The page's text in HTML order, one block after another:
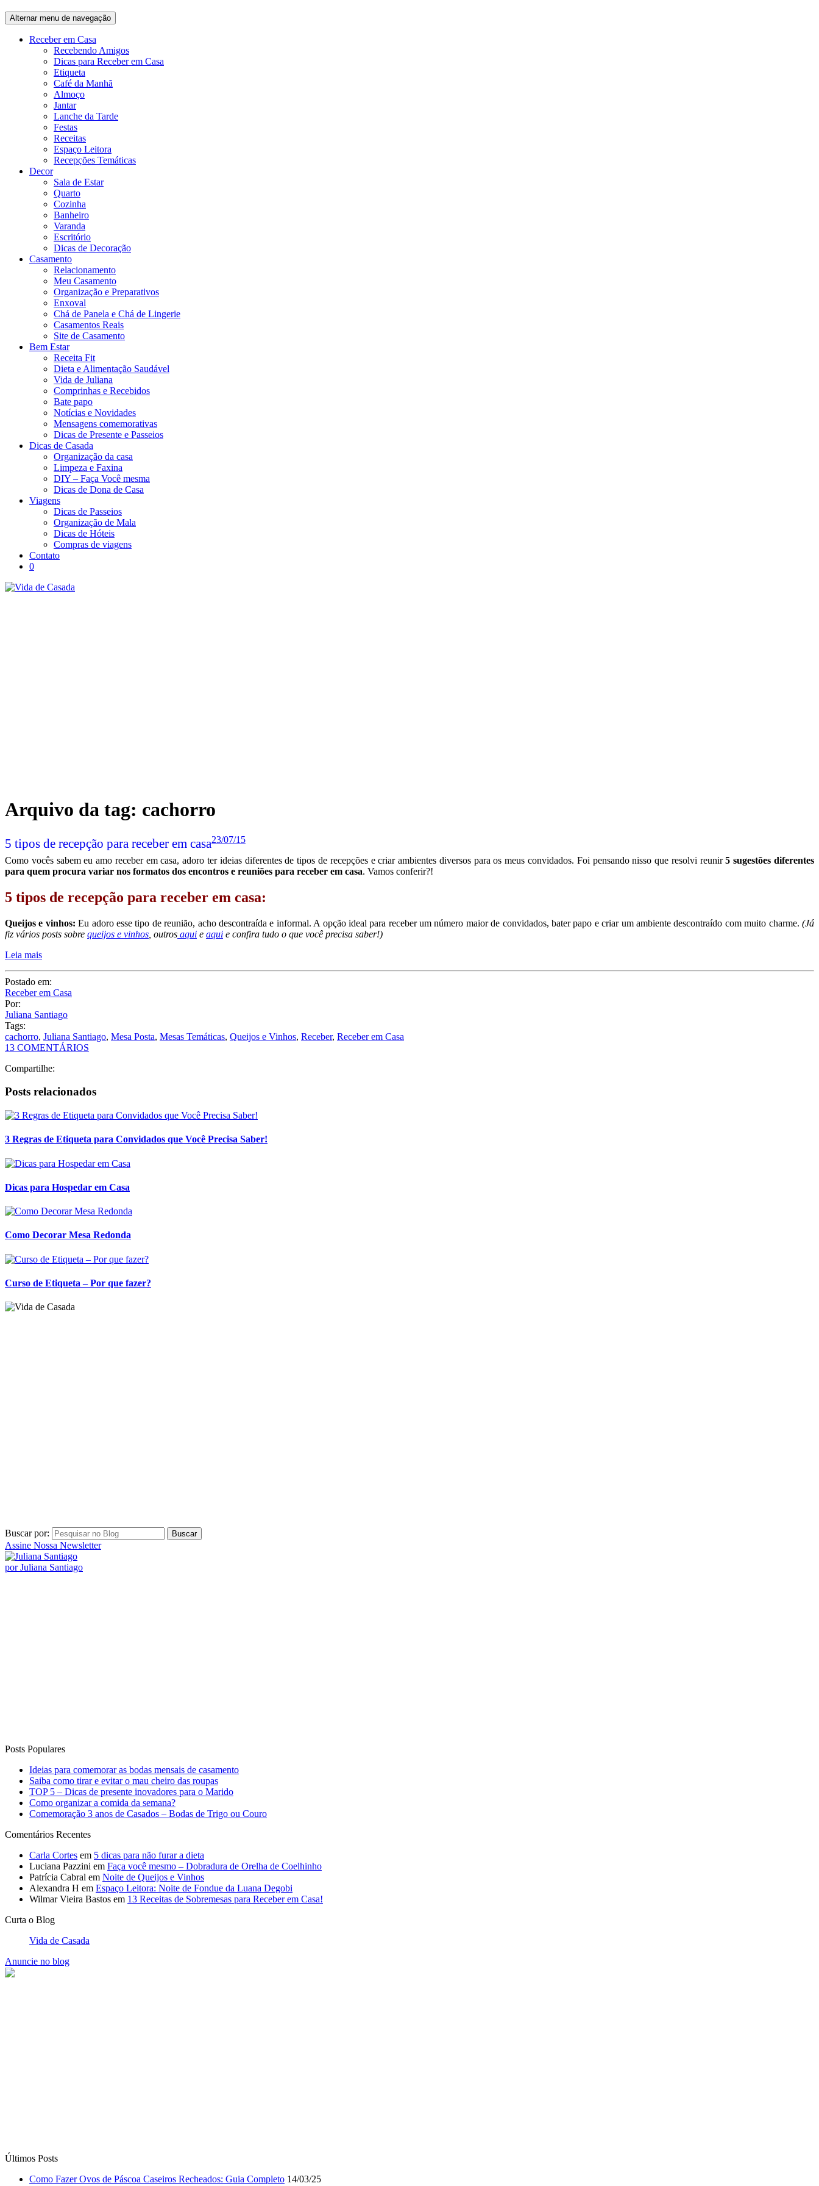
Alternar menu de navegação
Recebendo Amigos
Dicas para Receber em Casa
Etiqueta
Café da Manhã
Almoço
Jantar
Lanche da Tarde
Festas
Receitas
Espaço Leitora
Recepções Temáticas
Decor
Quarto
Cozinha
Banheiro
Varanda
Escritório
Dicas de Decoração
Casamento
Relacionamento
Meu Casamento
Organização e Preparativos
Enxoval
Chá de Panela e Chá de Lingerie
Casamentos Reais
Site de Casamento
Bem Estar
Receita Fit
Dieta e Alimentação Saudável
Vida de Juliana
Comprinhas e Recebidos
Bate papo
Notícias e Novidades
Mensagens comemorativas
Dicas de Presente e Passeios
Dicas de Casada
Organização da casa
Limpeza e Faxina
DIY – Faça Você mesma
Dicas de Dona de Casa
Viagens
Dicas de Passeios
Organização de Mala
Dicas de Hóteis
Compras de viagens
Contato
0
Arquivo da tag: cachorro
5 tipos de recepção para receber em casa
Como vocês sabem eu amo receber em casa, adoro ter ideias diferentes de tipos de recepções e criar ambientes diversos para os meus convidados. Foi pensando nisso que resolvi reunir
para quem procura variar nos formatos dos encontros e reuniões para receber em casa. Vamos conferir?!
5 tipos de recepção para receber em casa:
fiz vários posts sobrequeijos e vinhos, outrosaqui eaquie confira tudo o que você precisa saber!)
Postado em:
Receber em Casa
Por:
Juliana Santiago
Tags:
cachorro
13 COMENTÁRIOS
Posts relacionados
Assine Nossa Newsletter
por Juliana Santiago
Saiba como tirar e evitar o mau cheiro das roupas
TOP 5 – Dicas de presente inovadores para o Marido
Como organizar a comida da semana?
Comemoração 3 anos de Casados – Bodas de Trigo ou Couro
Luciana PazziniemFaça você mesmo – Dobradura de Orelha de Coelhinho
Patrícia CabralemNoite de Queijos e Vinhos
Alexandra HemEspaço Leitora: Noite de Fondue da Luana Degobi
Wilmar Vieira Bastosem13 Receitas de Sobremesas para Receber em Casa!
Últimos Posts
7 dicas para fazer a mala da lua de mel e ficar bonita todos os dias 17/05/24